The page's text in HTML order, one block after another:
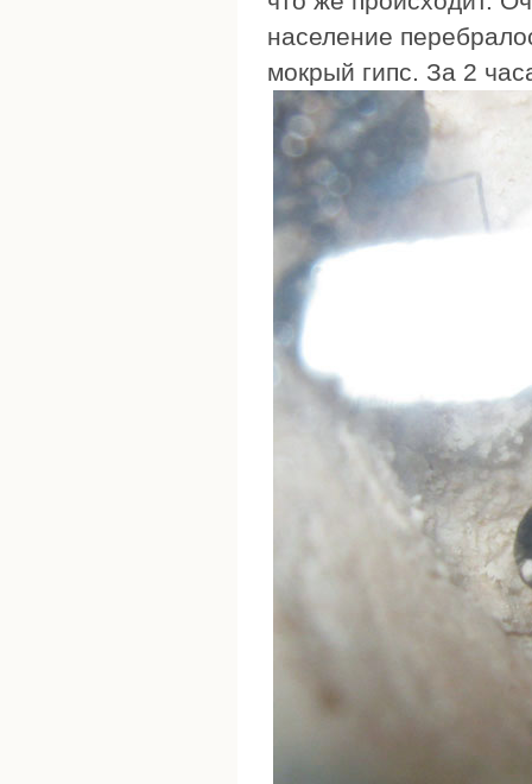
население
мокрый гипс. За 2